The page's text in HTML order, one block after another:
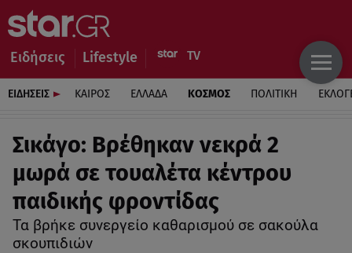
Ειδήσεις Lifestyle
ΕΙΔΗΣΕΙΣ ΚΑΙΡΟΣ ΕΛΛΑΔΑ ΚΟΣΜΟΣ ΠΟΛΙΤΙΚΗ
Σικάγο: Βρέθηκαν νεκρά 2
μωρά σε τουαλέτα κέντρου
παιδικής φροντίδας
Τα βρήκε συνεργείο καθαρισμού σε σακούλα
σκουπιδιών